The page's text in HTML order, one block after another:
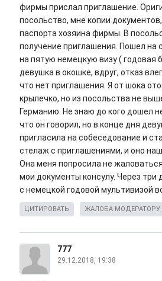
фирмы прислал приглашение.
посольство, мне копии документов,
паспорта хозяина фирмы. В
получение приглашения. Пошел на
на пятую немецкую визу ( годовая
девушка в окошке, вдруг, отказ
что нет приглашения. Я от шока
крылечко, но из посольства не
Германию. Не знаю до кого дошел
что он говорил, но в конце дня
пригласила на собеседование и
стелаж с приглашениями, и оно
Она меня попросила не
мои документы консулу. Через три
с немецкой годовой мультивизой
ЦИТИРОВАТЬ ЖАЛОБА МОДЕРАТОРУ
777
29.12.2018, 19:38